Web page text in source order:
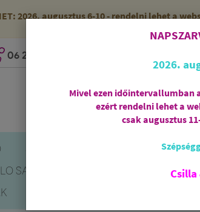
2026. augusztus 6-10 - rendelni lehet a
06 20 527 25 56 (SZANDI)
SANTO
2026.
Mivel ezen időintervallumban
ezért rendelni lehet a
csak augusztus